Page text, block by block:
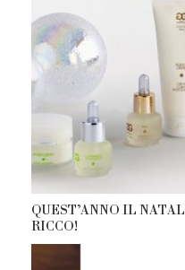
QUEST’ANNO IL
RICCO!